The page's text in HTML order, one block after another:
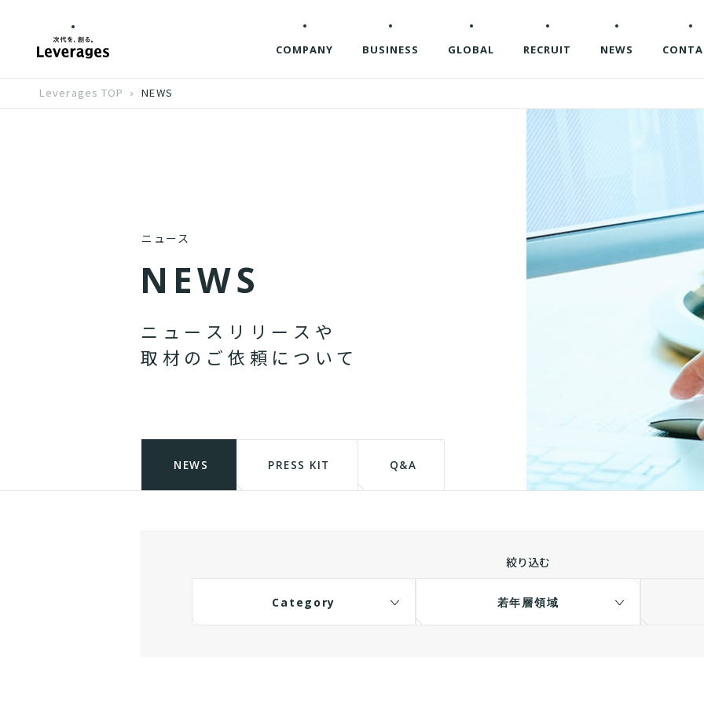
COMPANY BUSINESS GLOBAL RECRUIT NEWS
Leverages TOP NEWS
ニュース
N EWS
ニ ュ ー ス リ リ ー ス や
取 材 の ご 依 頼 に つ い て
NEWS PRESS KIT Q&A
絞り込む
Category 若年層領域